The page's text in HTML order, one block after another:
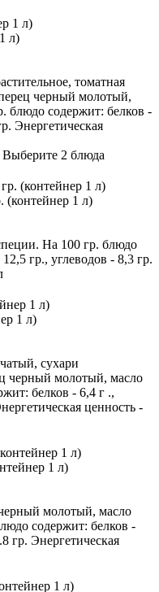
л)
томатная
черный молотый,
блюдо содержит: белков -
Энергетическая
Выберите 2 блюда
(контейнер 1 л)
На 100 гр. блюдо
гр., углеводов - 8,3 гр.
1 л)
сухари
черный молотый, масло
белков - 6,4 г .,
ценность -
1 л)
молотый, масло
содержит: белков -
гр. Энергетическая